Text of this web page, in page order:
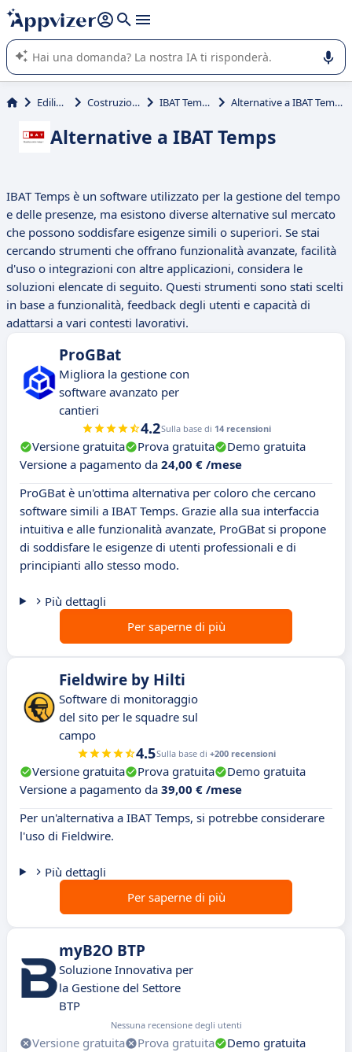
righe con
shift + enter
L'IA di Appvizer vi guida nell'utilizzo o nella scelta di un
software SaaS per la vostra azienda.
Edilizia Costruzioni IBAT Temps Alternative a IBAT Temps
Alternative a IBAT Temps
IBAT Temps è un software utilizzato per la gestione del tempo
e delle presenze, ma esistono diverse alternative sul mercato
che possono soddisfare esigenze simili o superiori. Se stai
cercando strumenti che offrano funzionalità avanzate, facilità
d'uso o integrazioni con altre applicazioni, considera le
soluzioni elencate di seguito. Questi strumenti sono stati scelti
in base a funzionalità, feedback degli utenti e capacità di
adattarsi a vari contesti lavorativi.
ProGBat
Migliora la gestione con
software avanzato per
cantieri
4.2Sulla base di 14 recensioni
Versione gratuita Prova gratuita
Demo gratuita
Versione a pagamento da 24,00 € /mese
ProGBat è un'ottima alternativa per coloro che cercano
software simili a IBAT Temps. Grazie alla sua interfaccia
intuitiva e alle funzionalità avanzate, ProGBat si propone
di soddisfare le esigenze di utenti professionali e di
principianti allo stesso modo.
Più dettagli
Per saperne di più
Fieldwire by Hilti
Software di monitoraggio
del sito per le squadre sul
campo
4.5Sulla base di +200 recensioni
Versione gratuita Prova gratuita
Demo gratuita
Versione a pagamento da 39,00 € /mese
Per un'alternativa a IBAT Temps, si potrebbe considerare
l'uso di Fieldwire.
Più dettagli
Per saperne di più
myB2O BTP
Soluzione Innovativa per
la Gestione del Settore
BTP
Nessuna recensione degli utenti
Versione gratuita Prova gratuita
Demo gratuita